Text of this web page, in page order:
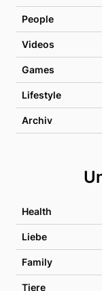
People
Videos
Games
Lifestyle
Archiv
Health
Liebe
Family
Tiere